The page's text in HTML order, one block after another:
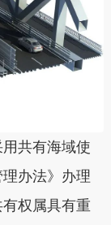
共有海域使
办法》办理
权属具有重